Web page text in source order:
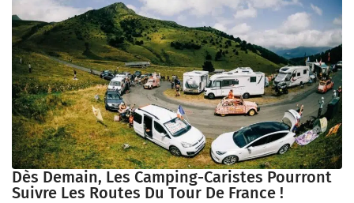
Dès Demain, Les Camping-Caristes Pourront
Suivre Les Routes Du Tour De France !